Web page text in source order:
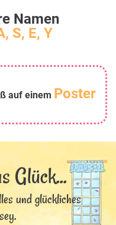
Namen
S, E, Y
auf einem Poster
Glück...
und glückliches